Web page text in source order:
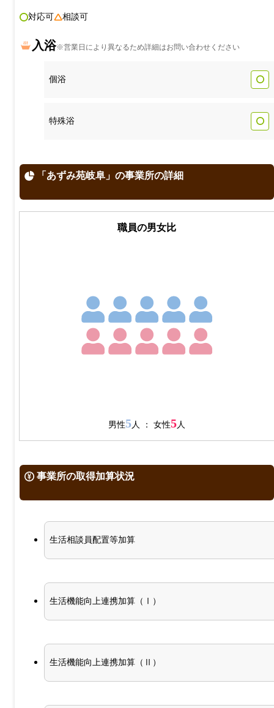
対応可 相談可
入浴※営業日により異なるため詳細はお問い合わせください
個浴
特殊浴
「あずみ苑岐阜」の事業所の詳細
職員の男女比
男性5 人 ： 女性5 人
事業所の取得加算状況
生活相談員配置等加算
生活機能向上連携加算（Ⅰ）
生活機能向上連携加算（Ⅱ）